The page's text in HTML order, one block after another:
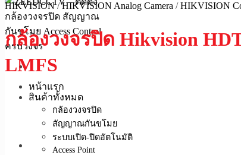
หน้าแรก
สินค้าทั้งหมด
กล้องวงจรปิด
สัญญาณกันขโมย
ระบบเปิด-ปิดอัตโนมัติ
Access Point
HIKVISION / HIKVISION Analog Camera / HIKVISION
กล้องวงจรปิด Hikvision
LMFS